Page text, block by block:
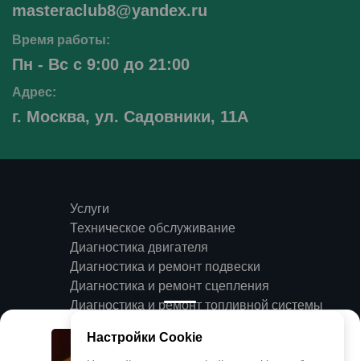
masteraclub8@yandex.ru
Время работы:
Пн - Вс с 9:00 до 21:00
Адрес:
г. Москва, ул. Садовники, 11А
Услуги
Техническое обслуживание
Диагностика двигателя
Диагностика и ремонт подвески
Диагностика и ремонт сцепления
Диагностика и ремонт топливной системы
О компании
Настройки Cookie